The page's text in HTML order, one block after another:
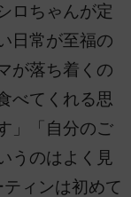
ロちゃんが定
日常が至福の
が落ち着くの
べてくれる思
」「自分のご
うのはよく見
ィンは初めて